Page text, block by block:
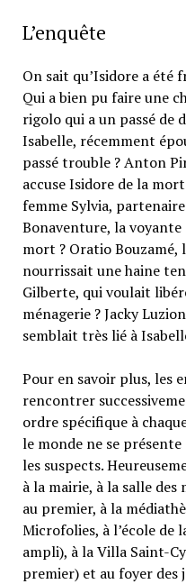
L’enquête
On sait qu’Isidore a
Qui a bien pu faire une
rigolo qui a un passé de
Isabelle, récemment
passé trouble ? Anton
accuse Isidore de la
femme Sylvia,
Bonaventure, la
mort ? Oratio
nourrissait une haine
Gilberte, qui voulait
ménagerie ? Jacky
semblait très lié à
Pour en savoir plus, les
rencontrer
ordre spécifique à
le monde ne se
les suspects.
à la mairie, à la salle
au premier, à la
Microfolies, à l’école de
ampli), à la Villa Saint-
premier) et au foyer des